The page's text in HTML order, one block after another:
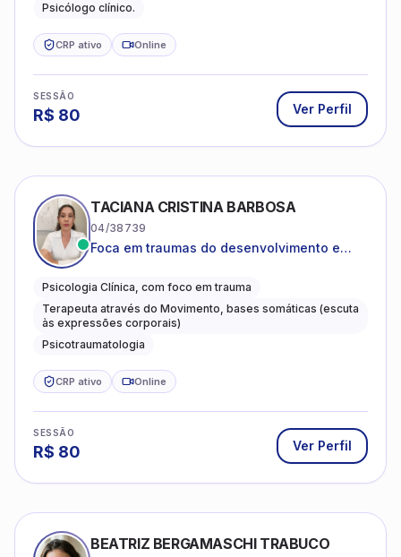
Psicólogo clínico.
CRP ativo Online
SESSÃO
R$ 80 Ver Perfil
TACIANA CRISTINA BARBOSA
04/38739
Foca em traumas do desenvolvimento e
Psicologia Clínica, com foco em trauma
Terapeuta através do Movimento, bases somáticas (escuta
às expressões corporais)
Psicotraumatologia
CRP ativo Online
SESSÃO
R$ 80 Ver Perfil
BEATRIZ BERGAMASCHI TRABUCO